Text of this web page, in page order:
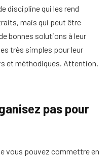
discipline qui les rend
mais qui peut être
bonnes solutions à leur
très simples pour leur
et méthodiques. Attention,
pas pour
vous pouvez commettre en